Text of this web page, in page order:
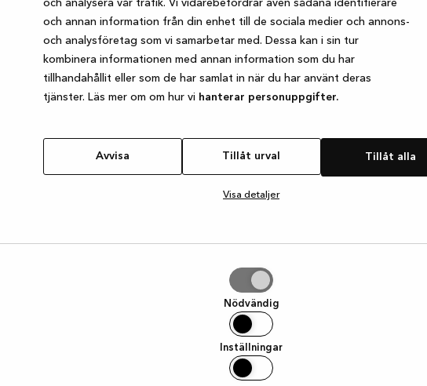
och analysera vår trafik. Vi vidarebefordrar även sådana identifierare
och annan information från din enhet till de sociala medier och annons-
och analysföretag som vi samarbetar med. Dessa kan i sin tur
kombinera informationen med annan information som du har
tillhandahållit eller som de har samlat in när du har använt deras
tjänster. Läs mer om om hur vi hanterar personuppgifter.
Avvisa Tillåt urval Tillåt alla
Visa detaljer
Nödvändig
Inställningar
client-side exception has occurred while loadingwww.kvik.se (see the